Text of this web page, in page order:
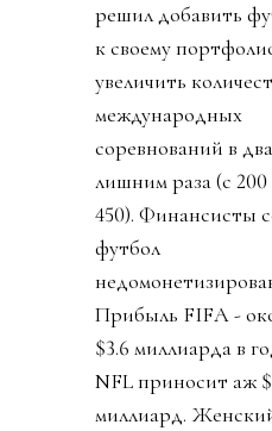
решил добавить
к своему
увеличить
международных
соревнований в
лишним раза (с 200
450). Финансисты
футбол
Прибыль FIFA -
$3.6 миллиарда в
NFL приносит аж
миллиард.